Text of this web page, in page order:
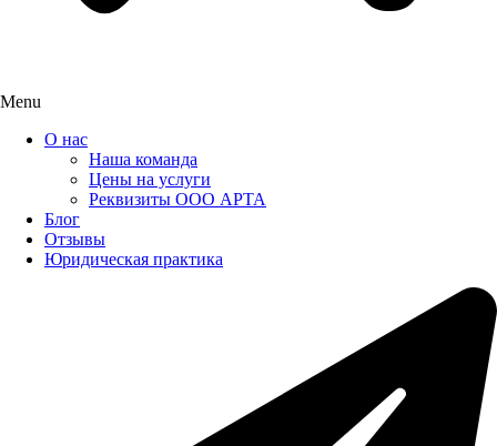
Menu
О нас
Наша команда
Цены на услуги
Реквизиты ООО АРТА
Блог
Отзывы
Юридическая практика